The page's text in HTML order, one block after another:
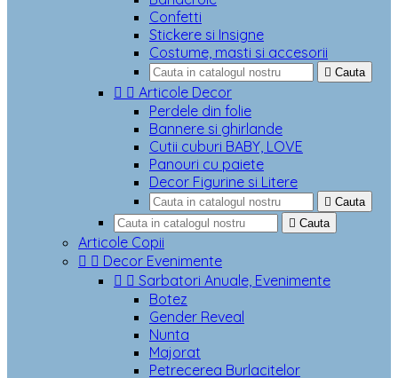
Confetti
Stickere si Insigne
Costume, masti si accesorii
 Cauta
  Articole Decor
Perdele din folie
Bannere si ghirlande
Cutii cuburi BABY, LOVE
Panouri cu paiete
Decor Figurine si Litere
 Cauta
 Cauta
Articole Copii
  Decor Evenimente
  Sarbatori Anuale, Evenimente
Botez
Gender Reveal
Nunta
Majorat
Petrecerea Burlacitelor